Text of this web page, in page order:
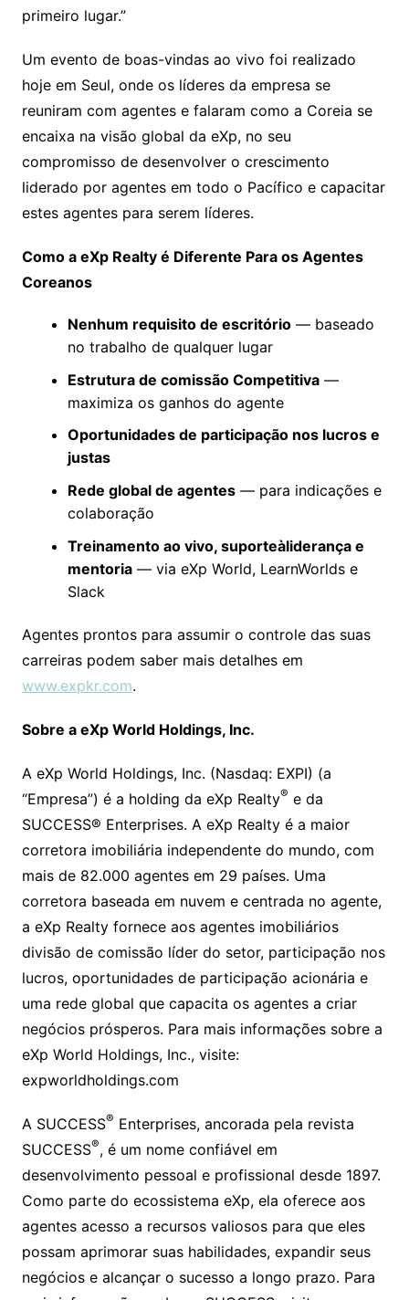
primeiro lugar.”
Um evento de boas-vindas ao vivo foi realizado
hoje em Seul, onde os líderes da empresa se
reuniram com agentes e falaram como a Coreia se
encaixa na visão global da eXp, no seu
compromisso de desenvolver o crescimento
liderado por agentes em todo o Pacífico e capacitar
estes agentes para serem líderes.
Como a eXp Realty é Diferente Para os Agentes
Coreanos
Nenhum requisito de escritório— baseado
no trabalho de qualquer lugar
Estrutura de comissão Competitiva—
maximiza os ganhos do agente
Oportunidades de participação nos lucros e
justas
Rede global de agentes— para indicações e
colaboração
Treinamento ao vivo, suporteàliderança e
mentoria— via eXp World, LearnWorlds e
Slack
Agentes prontos para assumir o controle das suas
carreiras podem saber mais detalhes em
www.expkr.com.
Sobre a eXp World Holdings, Inc.
A eXp World Holdings, Inc. (Nasdaq: EXPI) (a
“Empresa”) é a holding da eXp Realty® e da
SUCCESS® Enterprises. A eXp Realty é a maior
corretora imobiliária independente do mundo, com
mais de 82.000 agentes em 29 países. Uma
corretora baseada em nuvem e centrada no agente,
a eXp Realty fornece aos agentes imobiliários
divisão de comissão líder do setor, participação nos
lucros, oportunidades de participação acionária e
uma rede global que capacita os agentes a criar
negócios prósperos. Para mais informações sobre a
eXp World Holdings, Inc., visite:
expworldholdings.com
A SUCCESS® Enterprises, ancorada pela revista
SUCCESS®, é um nome confiável em
desenvolvimento pessoal e profissional desde 1897.
Como parte do ecossistema eXp, ela oferece aos
agentes acesso a recursos valiosos para que eles
possam aprimorar suas habilidades, expandir seus
negócios e alcançar o sucesso a longo prazo. Para